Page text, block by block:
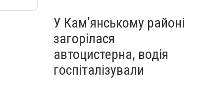
У Кам’янському районі
загорілася
автоцистерна, водія
госпіталізували